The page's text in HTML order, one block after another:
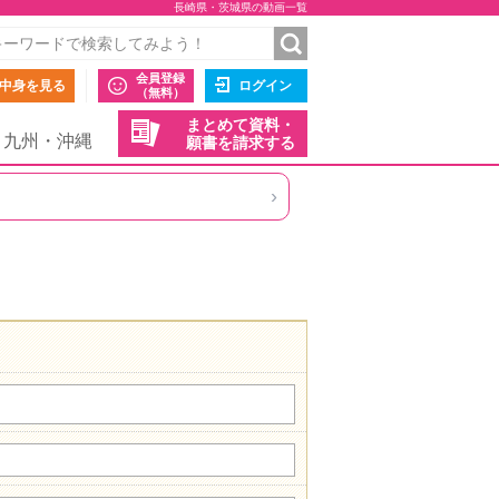
長崎県・茨城県の動画一覧
身を見る
会員登録
（無料）
ログイン
まとめて資料・
願書を請求する
九州・沖縄
›